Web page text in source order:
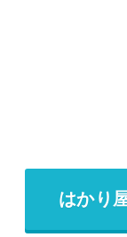
はかり